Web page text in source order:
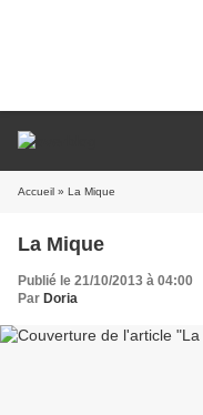
Accueil » La Mique
La Mique
Publié le 21/10/2013 à 04:00
Par Doria